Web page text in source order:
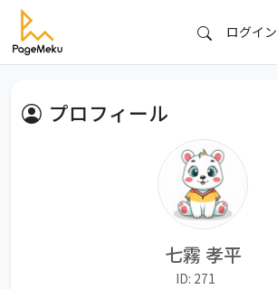
ログイン
プロフィール
七霧 孝平
ID: 271